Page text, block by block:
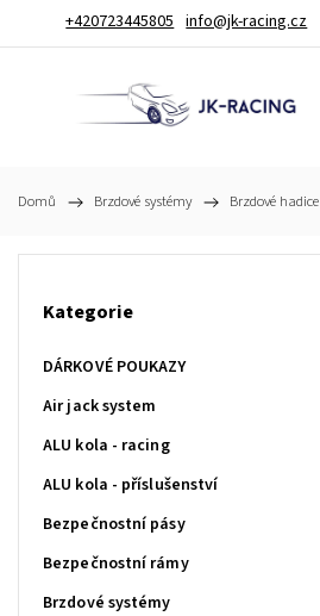
+420723445805 info@jk-racing.cz
Domů / Brzdové systémy / Brzdové hadice
Kategorie
DÁRKOVÉ POUKAZY
Air jack system
ALU kola - racing
ALU kola - příslušenství
Bezpečnostní pásy
Bezpečnostní rámy
Brzdové systémy